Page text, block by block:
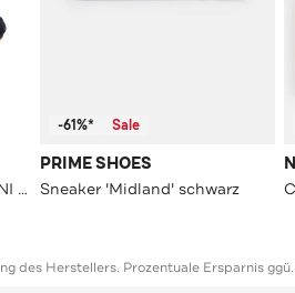
Business-Schuhe BALDININI BLAU
-61%* Sale
PRIME SHOES
Sneaker 'Midland' schwarz
des Herstellers. Prozentuale Ersparnis